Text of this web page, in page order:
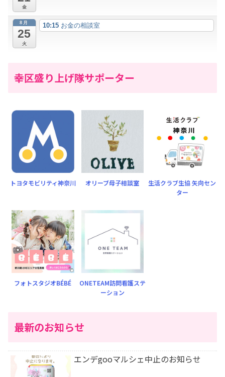
金
8月
25
火
10:15 お金の相談室
幸区盛り上げ隊サポーター
トヨタモビリティ神奈川 オリーブ母子相談室
生活クラブ生協 矢向セン
ター
フォトスタジオBÉBÉ
ONETEAM訪問看護ステ
ーション
最新のお知らせ
エンデgooマルシェ中止のお知らせ